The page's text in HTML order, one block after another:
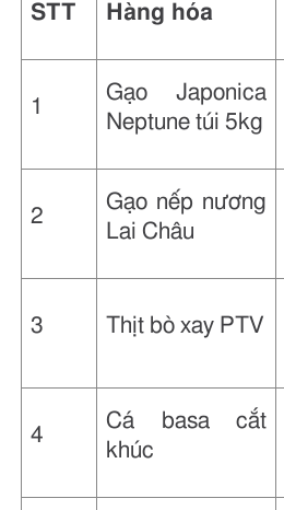
STT Hàng hóa
1
Gạo Japonica
Neptune túi 5kg
2
Gạo nếp nương
Lai Châu
3 Thịt bò xay PTV
4
Cá basa cắt
khúc